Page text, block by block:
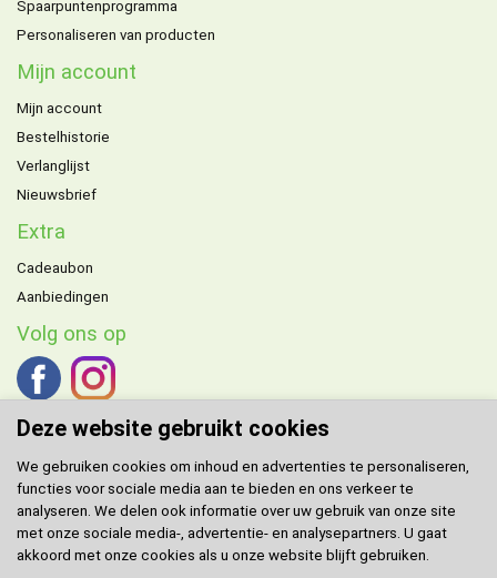
Spaarpuntenprogramma
Personaliseren van producten
Mijn account
Mijn account
Bestelhistorie
Verlanglijst
Nieuwsbrief
Extra
Cadeaubon
Aanbiedingen
Volg ons op
DOMENECHagent voor de Benelux.
Klantenservice
Deze website gebruikt cookies
We gebruiken cookies om inhoud en advertenties te personaliseren,
functies voor sociale media aan te bieden en ons verkeer te
analyseren. We delen ook informatie over uw gebruik van onze site
met onze sociale media-, advertentie- en analysepartners. U gaat
akkoord met onze cookies als u onze website blijft gebruiken.